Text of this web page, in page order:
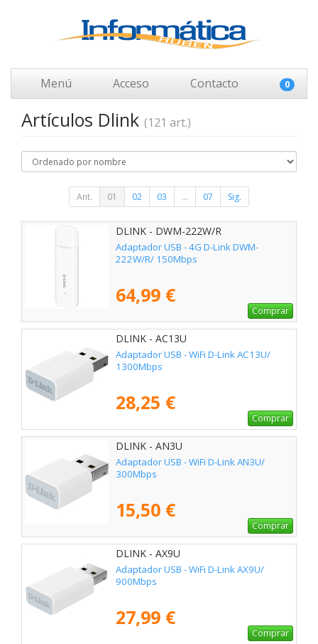
Menú Acceso Contacto 0
Artículos Dlink (121 art.)
Ant. 01 02 03 ... 07 Sig.
DLINK - DWM-222W/R
Adaptador USB - 4G D-Link DWM-
222W/R/ 150Mbps
64,99 €
Comprar
DLINK - AC13U
Adaptador USB - WiFi D-Link AC13U/
1300Mbps
28,25 €
Comprar
DLINK - AN3U
Adaptador USB - WiFi D-Link AN3U/
300Mbps
15,50 €
Comprar
DLINK - AX9U
Adaptador USB - WiFi D-Link AX9U/
900Mbps
27,99 €
Comprar